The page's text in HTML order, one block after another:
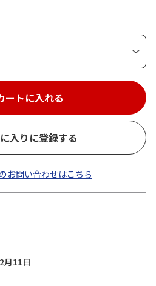
ートに入れる
入りに登録する
お問い合わせはこちら
月11日